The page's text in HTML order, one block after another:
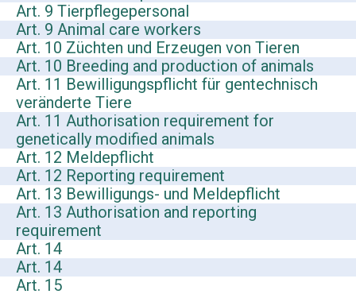
Art. 9 Tierpflegepersonal
Art. 9 Animal care workers
Art. 10 Züchten und Erzeugen von Tieren
Art. 10 Breeding and production of animals
Art. 11 Bewilligungspflicht für gentechnisch
veränderte Tiere
Art. 11 Authorisation requirement for
genetically modified animals
Art. 12 Meldepflicht
Art. 12 Reporting requirement
Art. 13 Bewilligungs- und Meldepflicht
Art. 13 Authorisation and reporting
requirement
Art. 14
Art. 14
Art. 15